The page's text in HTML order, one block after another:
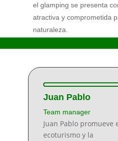
el glamping se presenta
atractiva y comprometida
naturaleza.
Juan Pablo
Team manager
Juan Pablo promueve
ecoturismo y la